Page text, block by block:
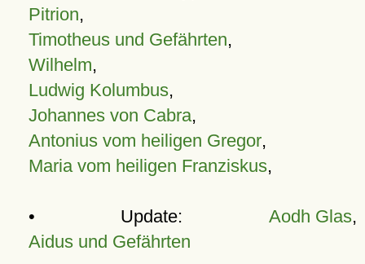
Pitrion,
Timotheus und Gefährten,
Wilhelm,
Ludwig Kolumbus,
Johannes von Cabra,
Antonius vom heiligen Gregor,
Maria vom heiligen Franziskus,
• Update: Aodh Glas,
Aidus und Gefährten